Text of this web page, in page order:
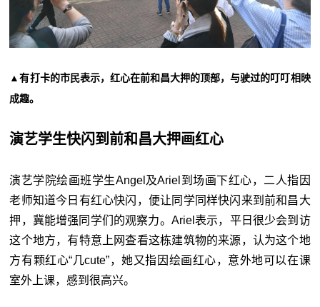
▲有打卡的市民表示，红心在前和昌大押的顶部，与驶过的叮叮相映
成趣。
演艺学生快闪到前和昌大押画红心
演艺学院绘画班学生Angel及Ariel到场画下红心，二人指因
老师知道今日有红心快闪，便让同学同样快闪来到前和昌大
押，冀能增强同学们的观察力。Ariel表示，平日很少会到访
这个地方，有特意上网查看这栋建筑物的来源，认为这个地
方有颗红心“几cute”，她又指因绘画红心，意外地可以在课
室外上课，感到很高兴。